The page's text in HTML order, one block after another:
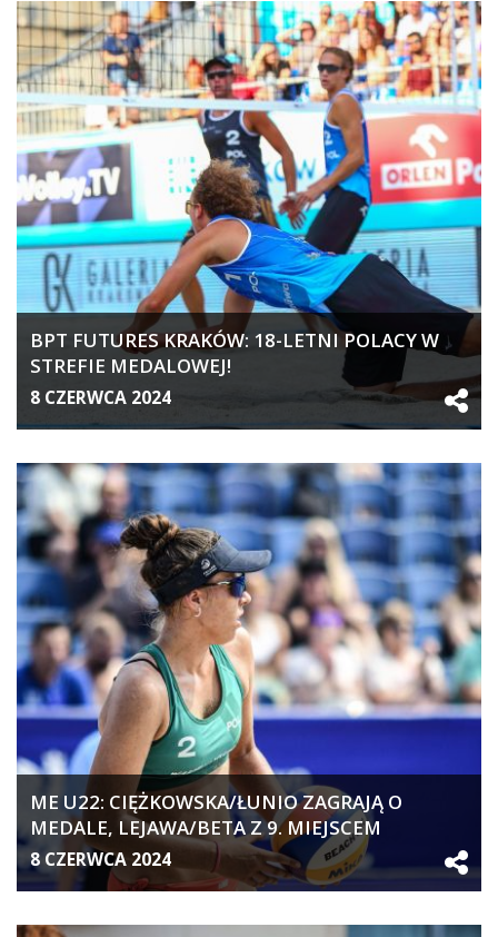
BPT FUTURES KRAKÓW: 18-LETNI POLACY W
STREFIE MEDALOWEJ!
8 CZERWCA 2024
ME U22: CIĘŻKOWSKA/ŁUNIO ZAGRAJĄ O
MEDALE, LEJAWA/BETA Z 9. MIEJSCEM
8 CZERWCA 2024